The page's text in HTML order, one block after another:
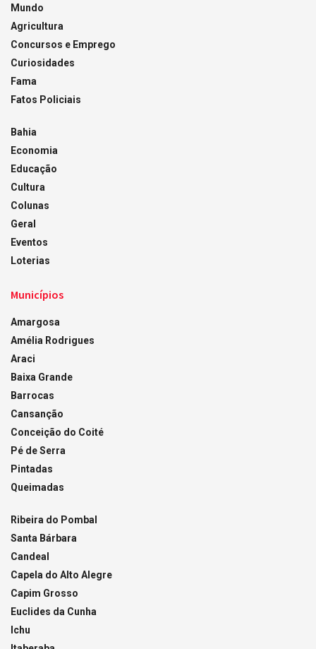
Mundo
Agricultura
Concursos e Emprego
Curiosidades
Fama
Fatos Policiais
Bahia
Economia
Educação
Cultura
Colunas
Geral
Eventos
Loterias
Municípios
Amargosa
Amélia Rodrigues
Araci
Baixa Grande
Barrocas
Cansanção
Conceição do Coité
Pé de Serra
Pintadas
Queimadas
Ribeira do Pombal
Santa Bárbara
Candeal
Capela do Alto Alegre
Capim Grosso
Euclides da Cunha
Ichu